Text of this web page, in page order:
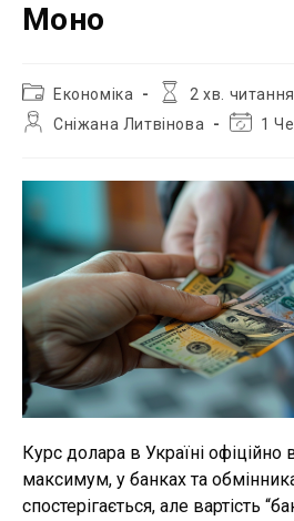
Моно
Категорія
запису:
Економіка
Час
2 хв. читання
АвторСніжана Литвінова 1
Курс долара в Україні
максимум, у банках та
спостерігається, але вартість